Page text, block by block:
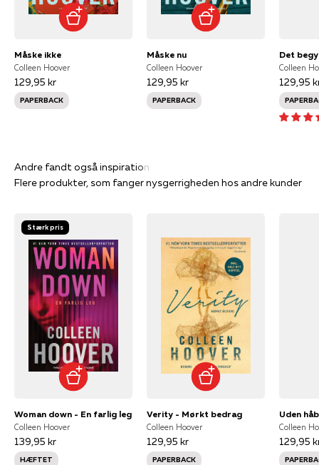
Måske ikke
Colleen Hoover
129,95 kr
PAPERBACK
Måske nu
Colleen Hoover
129,95 kr
PAPERBACK
Det
Colleen
129,95
Flere produkter, som fanger nysgerrigheden hos andre kunder
Stærk pris
Woman down - En farlig leg
Colleen Hoover
139,95 kr
HÆFTET
Verity - Mørkt bedrag
Colleen Hoover
129,95 kr
PAPERBACK
Uden håb
Colleen
129,95